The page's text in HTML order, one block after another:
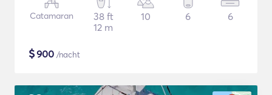
Catamaran
38 ft
12 m
10 6 6
$900 /nacht